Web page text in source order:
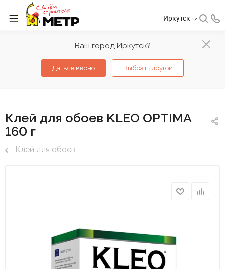
Ваш город Иркутск?
Да, все верно Выбрать другой
Иркутск
Клей для обоев KLEO OPTIMA
160 г
Клей для обоев